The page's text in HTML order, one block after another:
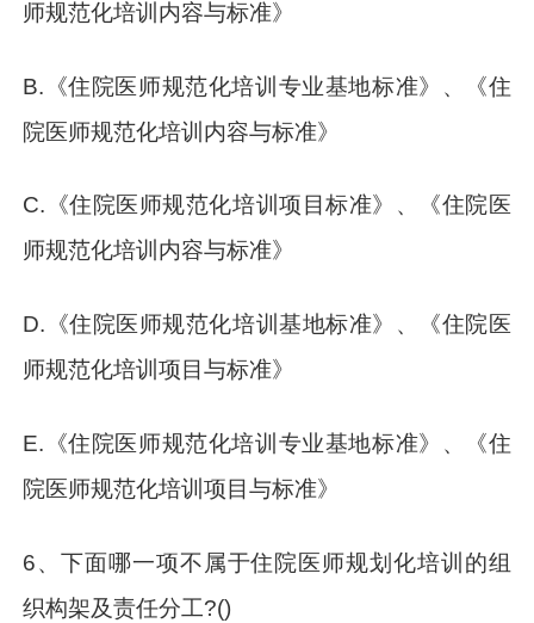
师规范化培训内容与标准》
B.《住院医师规范化培训专业基地标准》、《住
院医师规范化培训内容与标准》
C.《住院医师规范化培训项目标准》、《住院医
师规范化培训内容与标准》
D.《住院医师规范化培训基地标准》、《住院医
师规范化培训项目与标准》
E.《住院医师规范化培训专业基地标准》、《住
院医师规范化培训项目与标准》
6、下面哪一项不属于住院医师规划化培训的组
织构架及责任分工?()